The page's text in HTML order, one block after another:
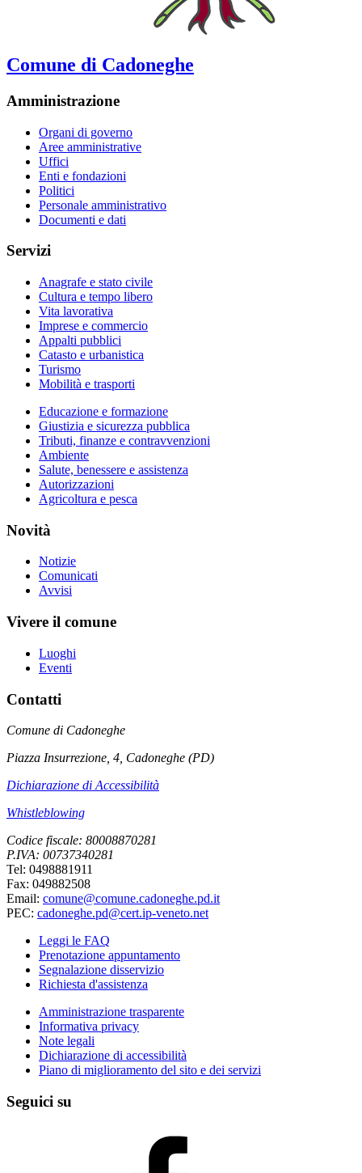
Comune di Cadoneghe
Amministrazione
Organi di governo
Aree amministrative
Uffici
Enti e fondazioni
Politici
Personale amministrativo
Documenti e dati
Servizi
Anagrafe e stato civile
Cultura e tempo libero
Vita lavorativa
Imprese e commercio
Appalti pubblici
Catasto e urbanistica
Turismo
Mobilità e trasporti
Educazione e formazione
Giustizia e sicurezza pubblica
Tributi, finanze e contravvenzioni
Ambiente
Salute, benessere e assistenza
Autorizzazioni
Agricoltura e pesca
Novità
Notizie
Comunicati
Avvisi
Vivere il comune
Luoghi
Eventi
Contatti
Comune di Cadoneghe
Piazza Insurrezione, 4, Cadoneghe (PD)
Dichiarazione di Accessibilità
Whistleblowing
Codice fiscale: 80008870281
P.IVA: 00737340281
Tel: 0498881911
Fax: 049882508
Email: comune@comune.cadoneghe.pd.it
PEC: cadoneghe.pd@cert.ip-veneto.net
Leggi le FAQ
Prenotazione appuntamento
Segnalazione disservizio
Richiesta d'assistenza
Amministrazione trasparente
Informativa privacy
Note legali
Dichiarazione di accessibilità
Piano di miglioramento del sito e dei servizi
Seguici su